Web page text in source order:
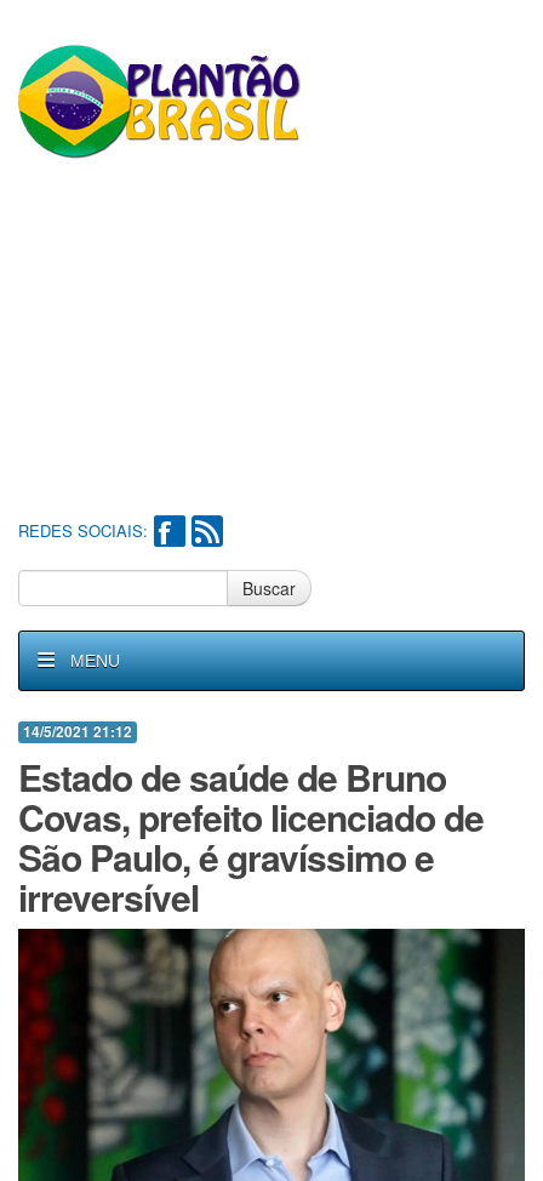
REDES SOCIAIS:
Buscar
MENU
14/5/2021 21:12
Estado de saúde de Bruno
Covas, prefeito licenciado de
São Paulo, é gravíssimo e
irreversível